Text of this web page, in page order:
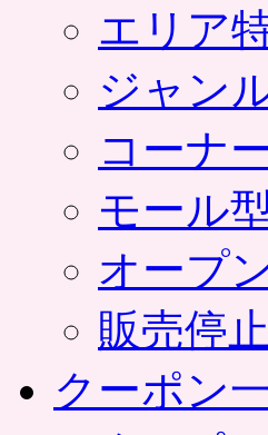
エリア
ジャン
コーナ
モール
オープ
販売停
クーポン